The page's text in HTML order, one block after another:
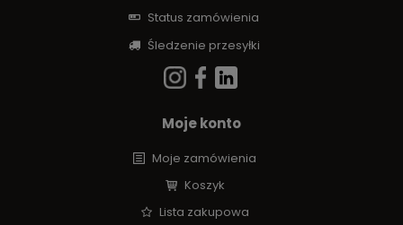
Status zamówienia
Śledzenie przesyłki
Moje konto
Moje zamówienia
Koszyk
Lista zakupowa